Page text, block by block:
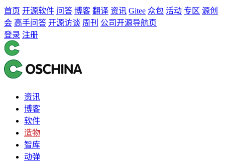
首页 开源软件 问答 博客 翻译 资讯 Gitee 众包 活动 专区 源创
会 高手问答 开源访谈 周刊 公司开源导航页
登录 注册
资讯
博客
软件
造物
智库
动弹